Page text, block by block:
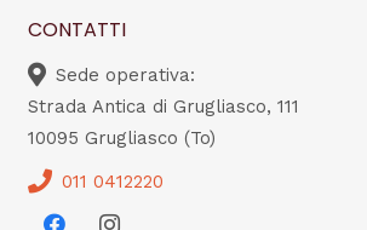
CONTATTI
Sede operativa:
Strada Antica di Grugliasco, 111
10095 Grugliasco (To)
011 0412220